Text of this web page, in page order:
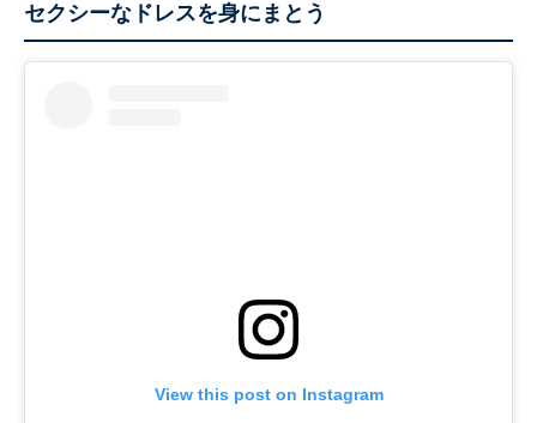
セクシーなドレスを身にまとう
View this post on Instagram